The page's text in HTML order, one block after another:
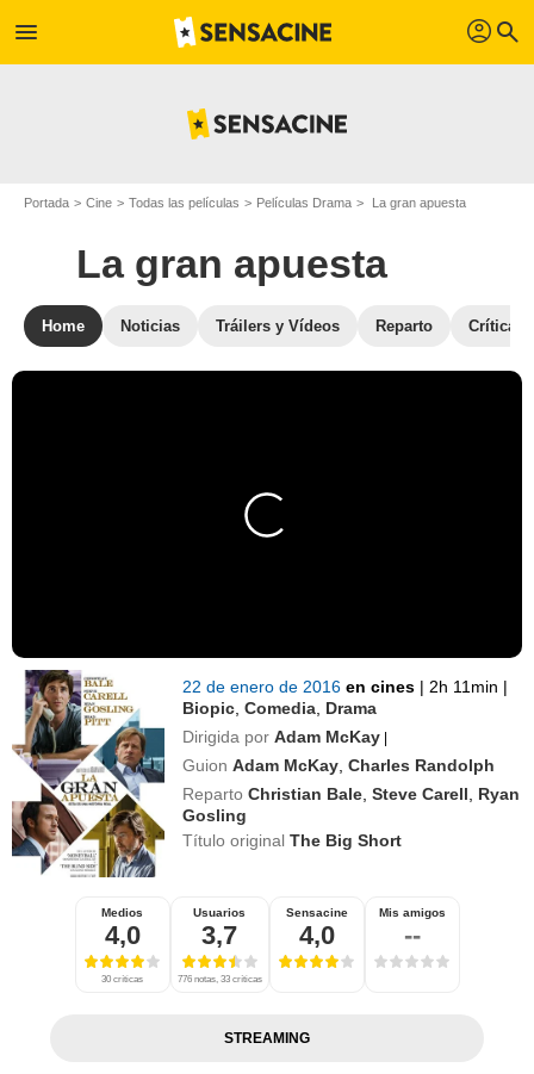
menu profil search
Portada Cine Todas las películas Películas Drama La gran apuesta
La gran apuesta
Home Noticias Tráilers y Vídeos Reparto Críticas
22 de enero de 2016en cines | 2h 11min |
Biopic ,Comedia Drama
Dirigida por Adam McKay |
Guion Adam McKay ,Charles Randolph
Reparto Christian Bale ,Steve Carell
Ryan
Gosling
Título originalThe Big Short
Medios
4,0
30 críticas
Usuarios
3,7
776 notas, 33 críticas
Sensacine
4,0
Mis amigos
--
STREAMING